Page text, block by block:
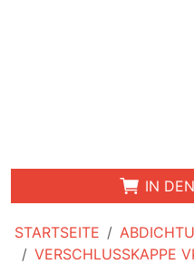
STARTSEITE
VERSCHLUSSKAPPE
IN